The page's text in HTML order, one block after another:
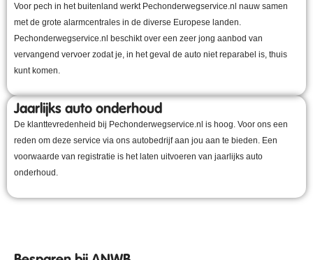
Voor pech in het buitenland werkt Pechonderwegservice.nl nauw samen
met de grote alarmcentrales in de diverse Europese landen.
Pechonderwegservice.nl beschikt over een zeer jong aanbod van
vervangend vervoer zodat je, in het geval de auto niet reparabel is, thuis
kunt komen.
Jaarlijks auto onderhoud
De klanttevredenheid bij Pechonderwegservice.nl is hoog. Voor ons een
reden om deze service via ons autobedrijf aan jou aan te bieden. Een
voorwaarde van registratie is het laten uitvoeren van jaarlijks auto
onderhoud.